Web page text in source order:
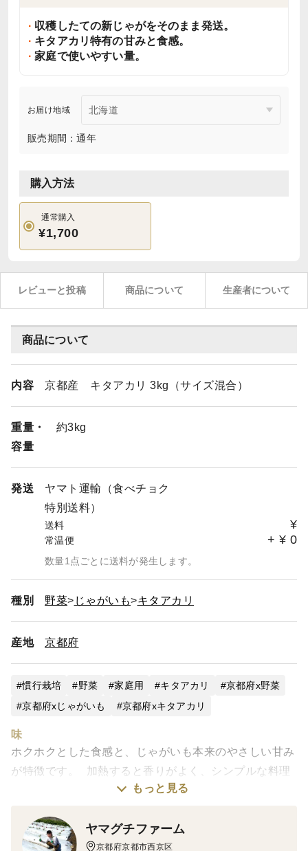
収穫したての新じゃがをそのまま発送。
キタアカリ特有の甘みと食感。
家庭で使いやすい量。
お届け地域
販売期間：通年
購入方法
通常購入
¥1,700
レビューと投稿 商品について 生産者について
商品について
内容 京都産 キタアカリ 3kg（サイズ混合）
重量・
容量
約3kg
発送
ヤマト運輸（食べチョク
特別送料）
送料 ¥
常温便 + ¥ 0
数量1点ごとに送料が発生します。
種別 野菜 じゃがいも キタアカリ
産地 京都府
慣行栽培 野菜 家庭用 キタアカリ
京都府x野菜
京都府xじゃがいも
京都府xキタアカリ
味
ホクホクとした食感と、じゃがいも本来のやさしい甘み
が特徴です。 加熱すると香りがよく、シンプルな料理
ほどおいしさが引き立ちます。
栽培・生産のこだわり
できるだけ土の力を活かして育て、収穫後は鮮度を落と
もっと見る
ヤマグチファーム
京都府京都市西京区